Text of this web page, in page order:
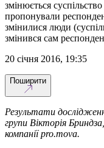
змінюється
пропонували
змінилися люди
змінився сам
20 січня 2016, 19:35
Поширити
Результати
групи Вікторія
компанії pro.mova.